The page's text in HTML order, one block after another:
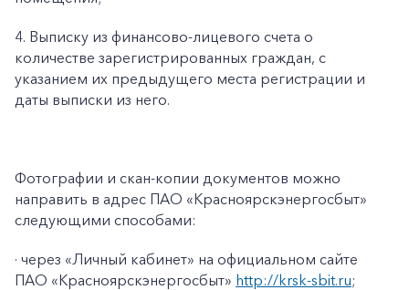
4. Выписку из финансово-лицевого счета о
количестве зарегистрированных граждан, с
указанием их предыдущего места регистрации и
даты выписки из него.
Фотографии и скан-копии документов можно
направить в адрес ПАО «Красноярскэнергосбыт»
следующими способами:
· через «Личный кабинет» на официальном сайте
ПАО «Красноярскэнергосбыт» http://krsk-sbit.ru;